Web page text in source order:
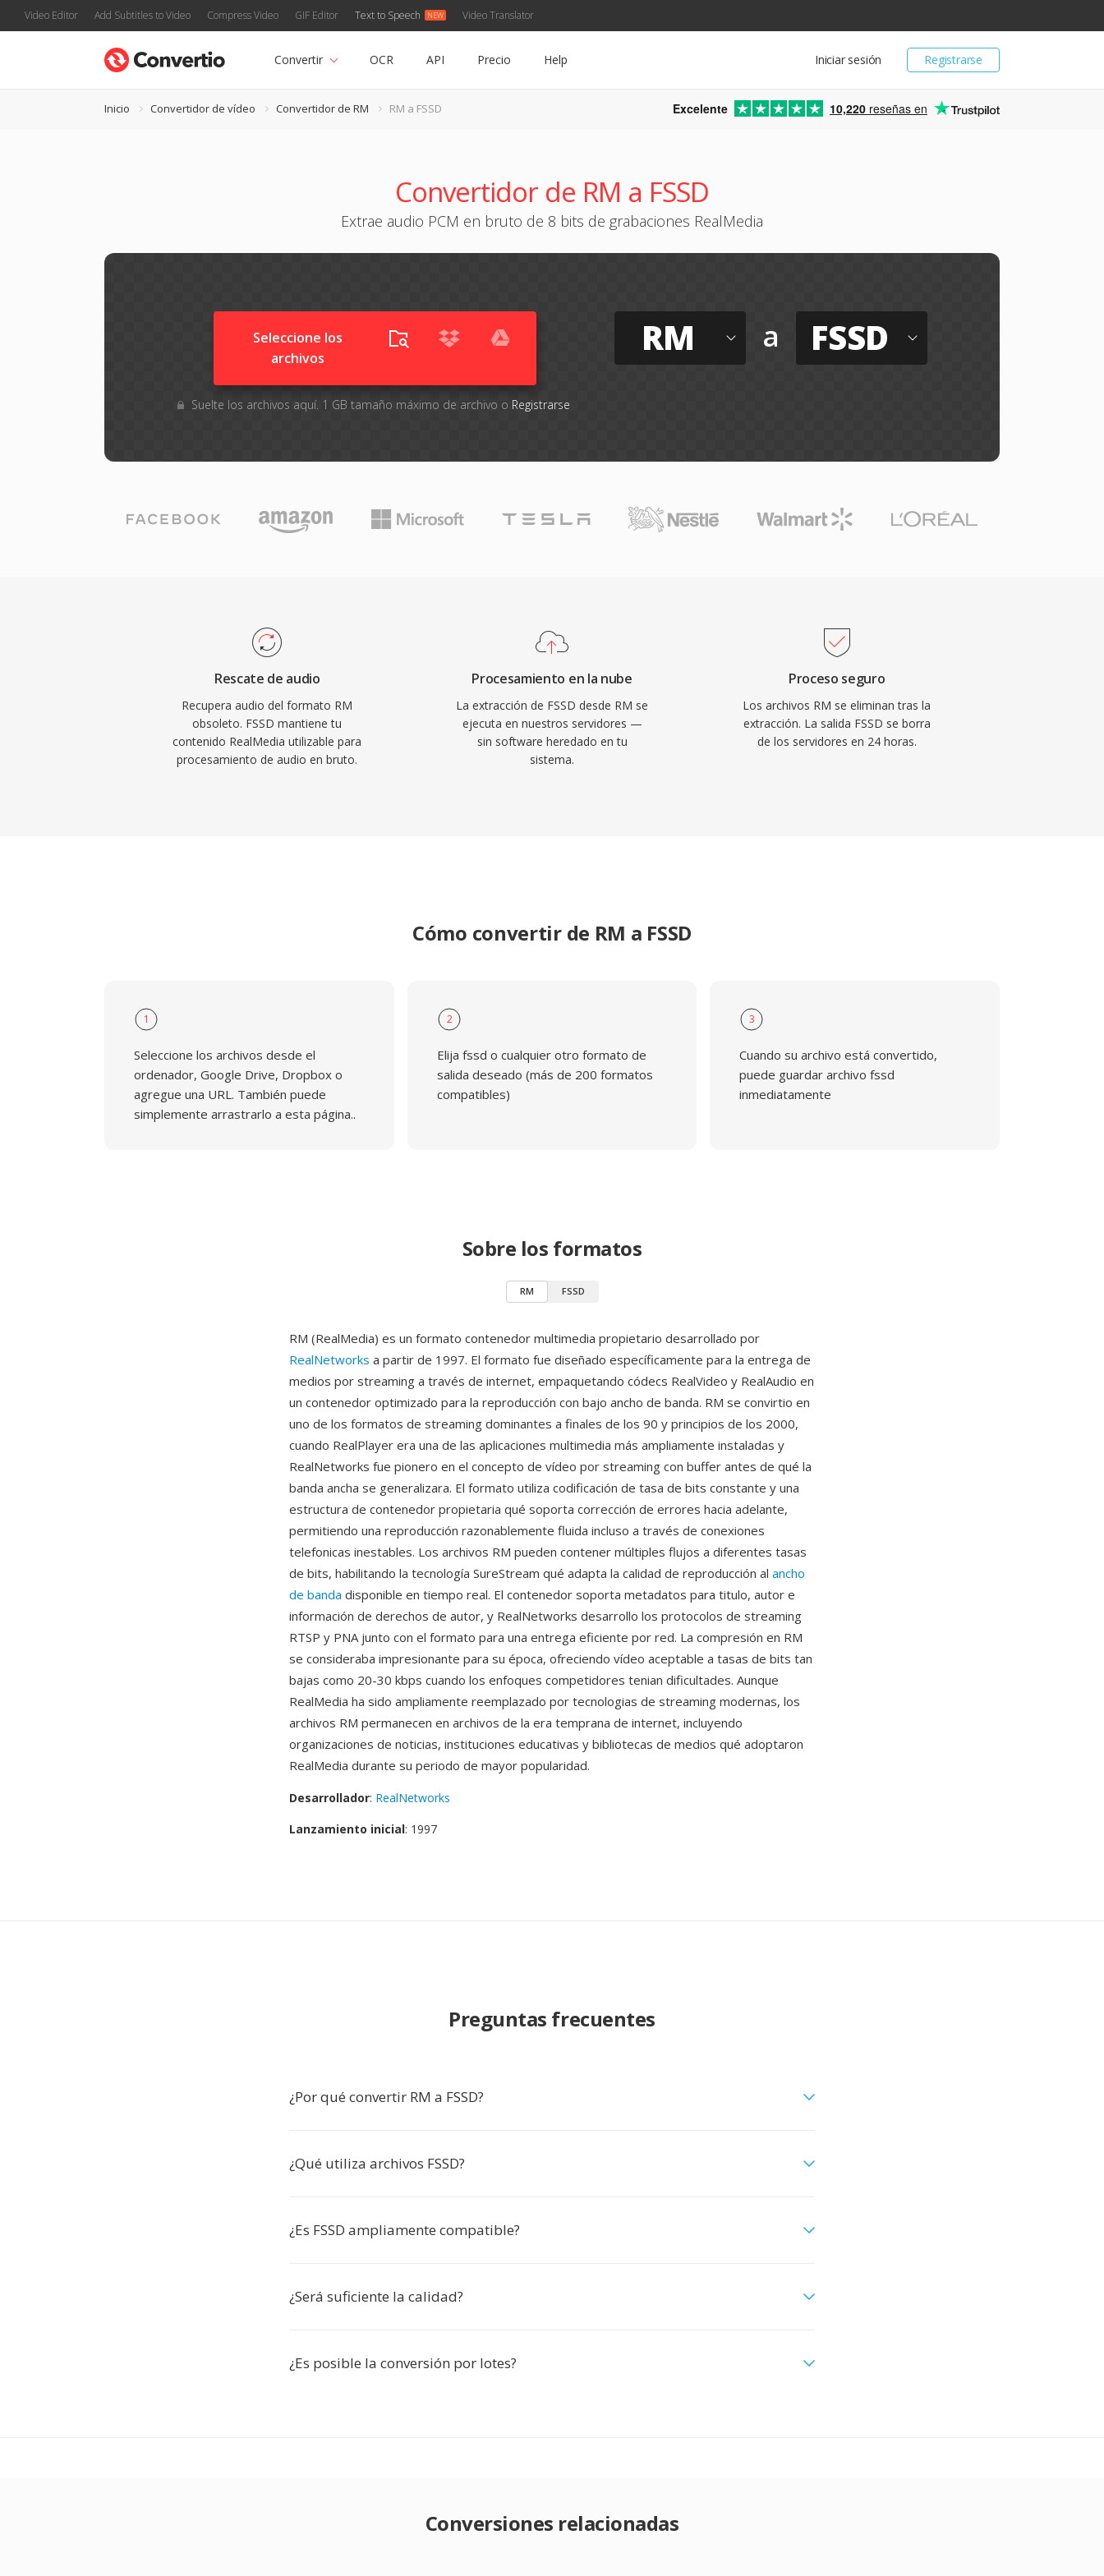
Video Editor Add Subtitles to Video Compress Video GIF Editor Text to Speech Video Translator
Registrarse
Iniciar sesión
Convertir OCR API Precio Help
Inicio Convertidor de vídeo Convertidor de RM RM a FSSD Excelente 10,220 reseñas en
Convertidor de RM a FSSD
Extrae audio PCM en bruto de 8 bits de grabaciones RealMedia
Seleccione los
archivos
Suelte los archivos aquí. 1 GB tamaño máximo de archivo o Registrarse
RM a FSSD
Rescate de audio
Recupera audio del formato RM
obsoleto. FSSD mantiene tu
contenido RealMedia utilizable para
procesamiento de audio en bruto.
Procesamiento en la nube
La extracción de FSSD desde RM se
ejecuta en nuestros servidores —
sin software heredado en tu
sistema.
Proceso seguro
Los archivos RM se eliminan tras la
extracción. La salida FSSD se borra
de los servidores en 24 horas.
Cómo convertir de RM a FSSD
1
Seleccione los archivos desde el
ordenador, Google Drive, Dropbox o
agregue una URL. También puede
simplemente arrastrarlo a esta página..
2
Elija fssd o cualquier otro formato de
salida deseado (más de 200 formatos
compatibles)
3
Cuando su archivo está convertido,
puede guardar archivo fssd
inmediatamente
Sobre los formatos
RM FSSD
RM (RealMedia) es un formato contenedor multimedia propietario desarrollado por
RealNetworks a partir de 1997. El formato fue diseñado específicamente para la entrega de
medios por streaming a través de internet, empaquetando códecs RealVideo y RealAudio en
un contenedor optimizado para la reproducción con bajo ancho de banda. RM se convirtio en
uno de los formatos de streaming dominantes a finales de los 90 y principios de los 2000,
cuando RealPlayer era una de las aplicaciones multimedia más ampliamente instaladas y
RealNetworks fue pionero en el concepto de vídeo por streaming con buffer antes de qué la
banda ancha se generalizara. El formato utiliza codificación de tasa de bits constante y una
estructura de contenedor propietaria qué soporta corrección de errores hacia adelante,
permitiendo una reproducción razonablemente fluida incluso a través de conexiones
telefonicas inestables. Los archivos RM pueden contener múltiples flujos a diferentes tasas
de bits, habilitando la tecnología SureStream qué adapta la calidad de reproducción al ancho
de banda disponible en tiempo real. El contenedor soporta metadatos para titulo, autor e
información de derechos de autor, y RealNetworks desarrollo los protocolos de streaming
RTSP y PNA junto con el formato para una entrega eficiente por red. La compresión en RM
se consideraba impresionante para su época, ofreciendo vídeo aceptable a tasas de bits tan
bajas como 20-30 kbps cuando los enfoques competidores tenian dificultades. Aunque
RealMedia ha sido ampliamente reemplazado por tecnologias de streaming modernas, los
archivos RM permanecen en archivos de la era temprana de internet, incluyendo
organizaciones de noticias, instituciones educativas y bibliotecas de medios qué adoptaron
RealMedia durante su periodo de mayor popularidad.
Desarrollador: RealNetworks
Lanzamiento inicial: 1997
Preguntas frecuentes
¿Por qué convertir RM a FSSD?
¿Qué utiliza archivos FSSD?
¿Es FSSD ampliamente compatible?
¿Será suficiente la calidad?
¿Es posible la conversión por lotes?
Conversiones relacionadas